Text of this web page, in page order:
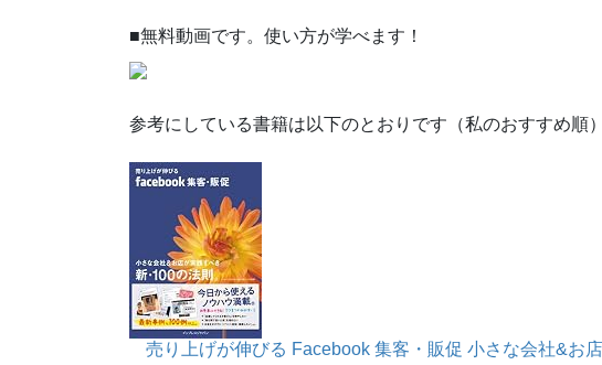
■無料動画です。使い方が学べます！
参考にしている書籍は以下のとおりです（私のおすすめ順）
売り上げが伸びる Facebook 集客・販促 小さな会社&お